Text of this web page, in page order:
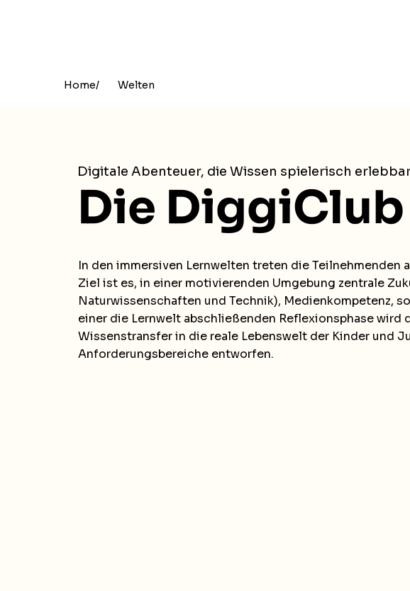
Home/ Welten
Digitale Abenteuer, die Wissen spielerisch
Die
In den immersiven Lernwelten treten die Teilnehmenden
Ziel ist es, in einer motivierenden Umgebung zentrale
Naturwissenschaften und Technik), Medienkompetenz,
einer die Lernwelt abschließenden Reflexionsphase
Wissenstransfer in die reale Lebenswelt der Kinder und
Anforderungsbereiche entworfen.